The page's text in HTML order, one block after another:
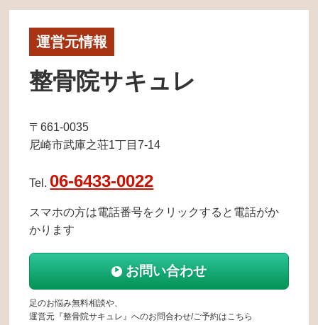
運営元情報
整骨院サキュレ
〒661-0035
尼崎市武庫之荘1丁目7-14
Tel. 06-6433-0022
スマホの方は電話番号をクリックすると電話がか
かります
お問い合わせ
足のお悩み無料相談や、
運営元『整骨院サキュレ』へのお問合わせ/ご予約はこちら